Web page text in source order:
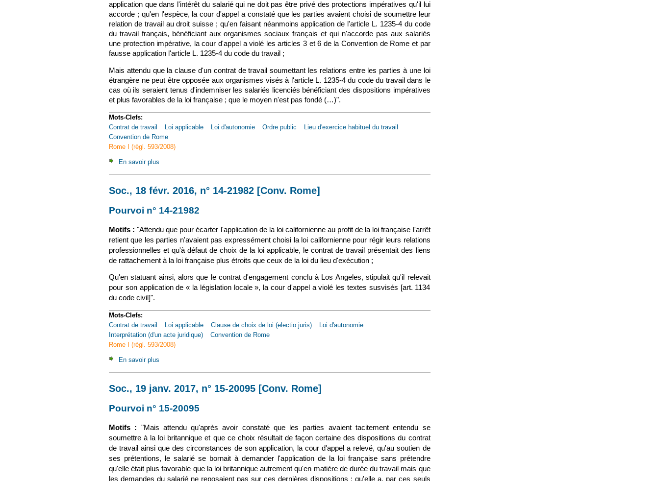
application que dans l'intérêt du salarié qui ne doit pas être privé des protections impératives qu'il lui
accorde ; qu'en l'espèce, la cour d'appel a constaté que les parties avaient choisi de soumettre leur
relation de travail au droit suisse ; qu'en faisant néanmoins application de l'article L. 1235-4 du code
du travail français, bénéficiant aux organismes sociaux français et qui n'accorde pas aux salariés
une protection impérative, la cour d'appel a violé les articles 3 et 6 de la Convention de Rome et par
fausse application l'article L. 1235-4 du code du travail ;
Mais attendu que la clause d'un contrat de travail soumettant les relations entre les parties à une loi
étrangère ne peut être opposée aux organismes visés à l'article L. 1235-4 du code du travail dans le
cas où ils seraient tenus d'indemniser les salariés licenciés bénéficiant des dispositions impératives
et plus favorables de la loi française ; que le moyen n'est pas fondé (…)".
Mots-Clefs:
Contrat de travail
Loi applicable Loi d'autonomie Ordre public
Lieu d'exercice habituel du travail
Convention de Rome
Rome I (règl. 593/2008)
En savoir plus
Soc., 18 févr. 2016, n° 14-21982 [Conv. Rome]
Pourvoi n° 14-21982
Motifs : "Attendu que pour écarter l'application de la loi californienne au profit de la loi française l'arrêt
retient que les parties n'avaient pas expressément choisi la loi californienne pour régir leurs relations
professionnelles et qu'à défaut de choix de la loi applicable, le contrat de travail présentait des liens
de rattachement à la loi française plus étroits que ceux de la loi du lieu d'exécution ;
Qu'en statuant ainsi, alors que le contrat d'engagement conclu à Los Angeles, stipulait qu'il relevait
pour son application de « la législation locale », la cour d'appel a violé les textes susvisés [art. 1134
du code civil]".
Mots-Clefs:
Contrat de travail
Loi applicable Clause de choix de loi (electio juris)
Loi d'autonomie
Interprétation (d'un acte juridique)
Convention de Rome
Rome I (règl. 593/2008)
En savoir plus
Soc., 19 janv. 2017, n° 15-20095 [Conv. Rome]
Pourvoi n° 15-20095
Motifs :
"Mais attendu qu'après avoir constaté que les parties avaient tacitement entendu se
soumettre à la loi britannique et que ce choix résultait de façon certaine des dispositions du contrat
de travail ainsi que des circonstances de son application, la cour d'appel a relevé, qu'au soutien de
ses prétentions, le salarié se bornait à demander l'application de la loi française sans prétendre
qu'elle était plus favorable que la loi britannique autrement qu'en matière de durée du travail mais que
les demandes du salarié ne reposaient pas sur ces dernières dispositions ; qu'elle a, par ces seuls